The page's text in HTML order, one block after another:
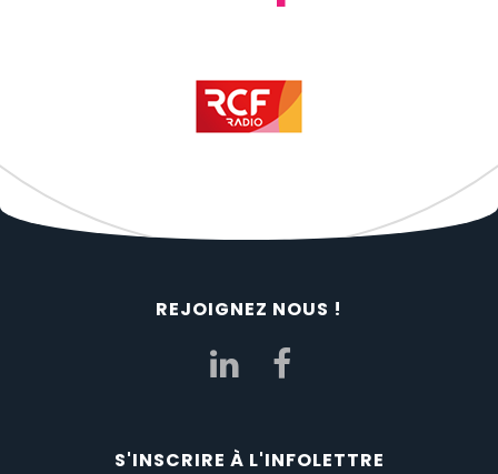
REJOIGNEZ NOUS !
S'INSCRIRE À L'INFOLETTRE